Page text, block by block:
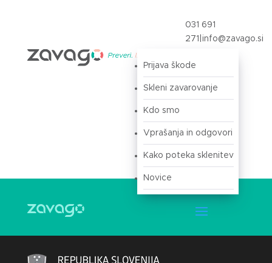
031 691
271 info@zavago.si
Prijava škode
Skleni zavarovanje
Kdo smo
Vprašanja in odgovori
Kako poteka sklenitev
Novice